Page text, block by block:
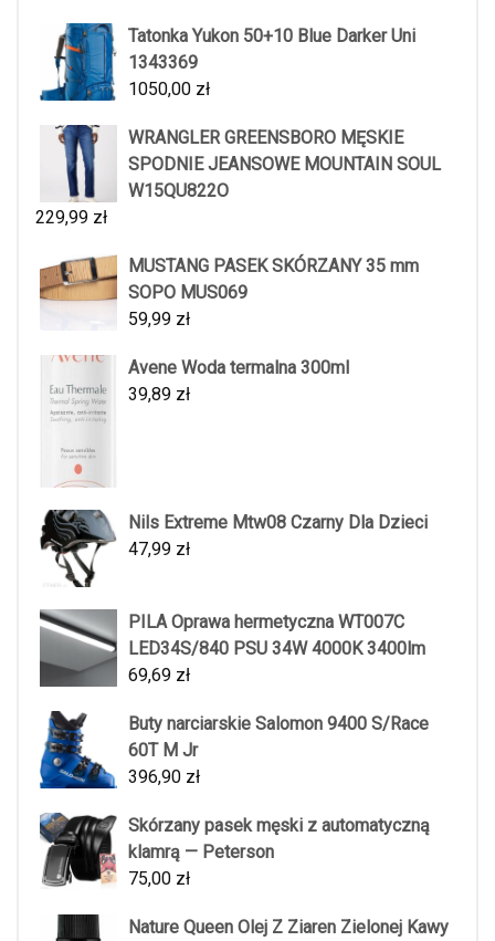
Tatonka Yukon 50+10 Blue Darker Uni
1343369
1050,00 zł
WRANGLER GREENSBORO MĘSKIE
SPODNIE JEANSOWE MOUNTAIN SOUL
W15QU822O
229,99 zł
MUSTANG PASEK SKÓRZANY 35 mm
SOPO MUS069
59,99 zł
Avene Woda termalna 300ml
39,89 zł
Nils Extreme Mtw08 Czarny Dla Dzieci
47,99 zł
PILA Oprawa hermetyczna WT007C
LED34S/840 PSU 34W 4000K 3400lm
69,69 zł
Buty narciarskie Salomon 9400 S/Race
60T M Jr
396,90 zł
Skórzany pasek męski z automatyczną
klamrą — Peterson
75,00 zł
Nature Queen Olej Z Ziaren Zielonej Kawy